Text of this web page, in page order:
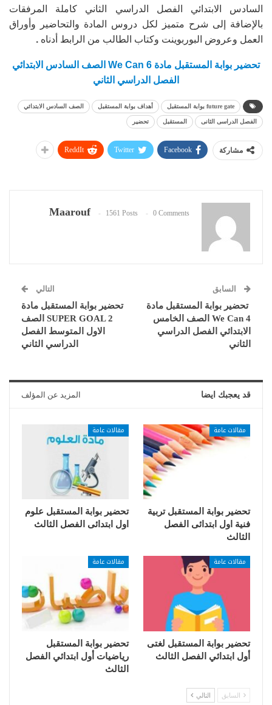
السادس الابتدائي الفصل الدراسي الثاني كاملة المرفقات
بالإضافة إلى شرح متميز لكل دروس المادة والتحاضير وأوراق
العمل وعروض البوربوينت وكتاب الطالب من الرابط أدناه .
تحضير بوابة المستقبل مادة We Can 6 الصف السادس الابتدائي
الفصل الدراسي الثاني
future gate بوابة المستقبل أهداف بوابة المستقبل الصف السادس الابتدائي
الفصل الدراسى الثانى المستقبل تحضير
مشاركة Facebook
Twitter
ReddIt
Maarouf 1561 Posts 0 Comments
السابق
تحضير بوابة المستقبل مادة
We Can 4 الصف الخامس
الابتدائي الفصل الدراسي
الثاني
التالي
تحضير بوابة المستقبل مادة
SUPER GOAL 2 الصف
الاول المتوسط الفصل
الدراسي الثاني
قد يعجبك ايضا المزيد عن المؤلف
مقالات عامة
تحضير بوابة المستقبل تربية
فنية اول ابتدائى الفصل
الثالث
مقالات عامة
تحضير بوابة المستقبل علوم
اول ابتدائى الفصل الثالث
مقالات عامة
تحضير بوابة المستقبل لغتى
أول ابتدائي الفصل الثالث
مقالات عامة
تحضير بوابة المستقبل
رياضيات أول ابتدائي الفصل
الثالث
السابق التالي